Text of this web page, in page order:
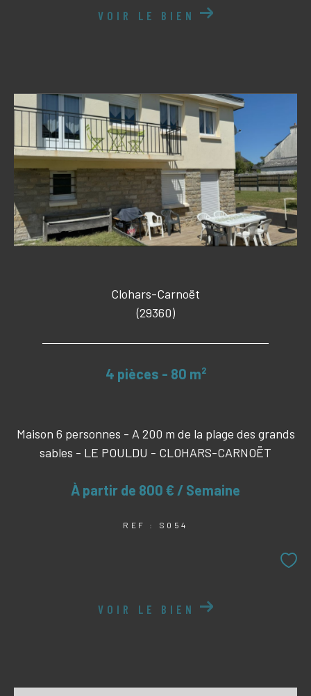
VOIR LE BIEN
Clohars-Carnoët
(29360)
4 pièces - 80 m²
Maison 6 personnes - A 200 m de la plage des grands
sables - LE POULDU - CLOHARS-CARNOËT
À partir de 800 € / Semaine
REF : S054
VOIR LE BIEN